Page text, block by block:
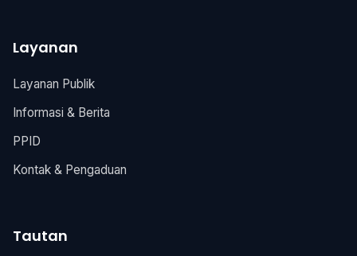
Layanan
Layanan Publik
Informasi & Berita
PPID
Kontak & Pengaduan
Tautan